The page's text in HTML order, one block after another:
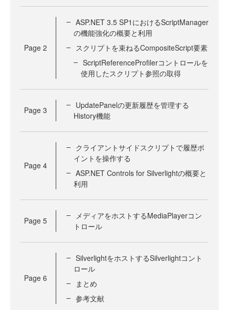
Page 2
ASP.NET 3.5 SP1におけるScriptManager
の機能強化の概要と利用
スクリプトを束ねるCompositeScript要素
ScriptReferenceProfilerコントロールを
使用したスクリプト参照の取得
Page 3
UpdatePanelの更新履歴を管理する
History機能
Page 4
クライアントサイドスクリプトで履歴ポ
イントを操作する
ASP.NET Controls for Silverlightの概要と
利用
Page 5
メディアをホストするMediaPlayerコン
トロール
Page 6
SilverlightをホストするSilverlightコント
ロール
まとめ
参考文献